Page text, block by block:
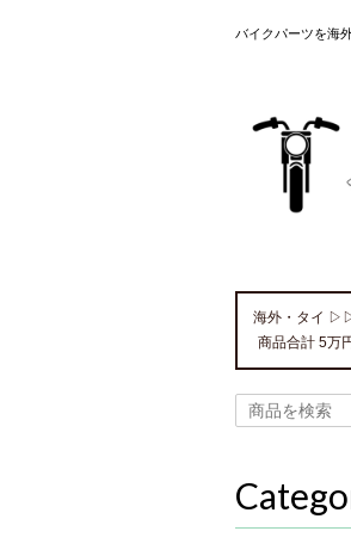
バイクパーツを海
海外・タイ
商品合計 5万